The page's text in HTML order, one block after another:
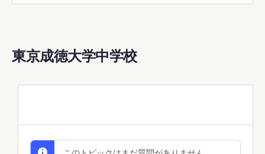
東京成徳大学中学校